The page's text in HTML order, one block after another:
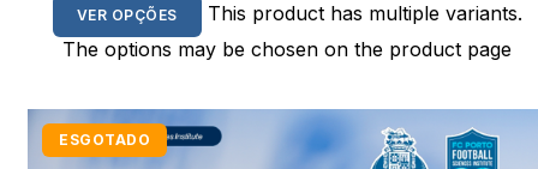
VER OPÇÕES
This product has multiple variants.
The options may be chosen on the product page
ESGOTADO